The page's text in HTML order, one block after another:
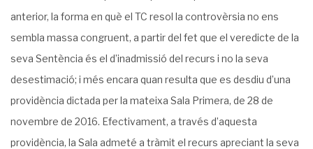
anterior, la forma en què el TC resol la controvèrsia no ens
sembla massa congruent, a partir del fet que el veredicte de la
seva Sentència és el d’inadmissió del recurs i no la seva
desestimació; i més encara quan resulta que es desdiu d’una
providència dictada per la mateixa Sala Primera, de 28 de
novembre de 2016. Efectivament, a través d’aquesta
providència, la Sala admeté a tràmit el recurs apreciant la seva